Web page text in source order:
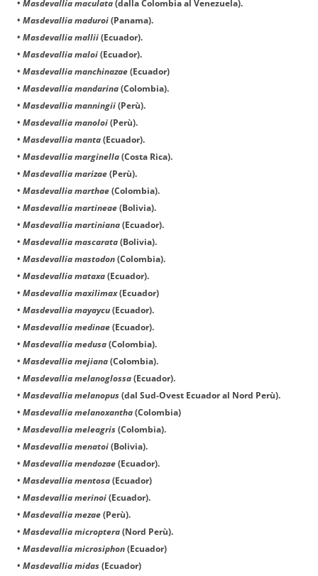
• Masdevallia maculata (dalla Colombia al Venezuela).
• Masdevallia maduroi (Panama).
• Masdevallia mallii (Ecuador).
• Masdevallia maloi (Ecuador).
• Masdevallia manchinazae (Ecuador)
• Masdevallia mandarina (Colombia).
• Masdevallia manningii (Perù).
• Masdevallia manoloi (Perù).
• Masdevallia manta (Ecuador).
• Masdevallia marginella (Costa Rica).
• Masdevallia marizae (Perù).
• Masdevallia marthae (Colombia).
• Masdevallia martineae (Bolivia).
• Masdevallia martiniana (Ecuador).
• Masdevallia mascarata (Bolivia).
• Masdevallia mastodon (Colombia).
• Masdevallia mataxa (Ecuador).
• Masdevallia maxilimax(Ecuador)
• Masdevallia mayaycu (Ecuador).
• Masdevallia medinae (Ecuador).
• Masdevallia medusa (Colombia).
• Masdevallia mejiana (Colombia).
• Masdevallia melanoglossa (Ecuador).
• Masdevallia melanopus (dal Sud-Ovest Ecuador al Nord Perù).
• Masdevallia melanoxantha (Colombia)
• Masdevallia meleagris (Colombia).
• Masdevallia menatoi (Bolivia).
• Masdevallia mendozae (Ecuador).
• Masdevallia mentosa (Ecuador)
• Masdevallia merinoi (Ecuador).
• Masdevallia mezae (Perù).
• Masdevallia microptera (Nord Perù).
• Masdevallia microsiphon (Ecuador)
• Masdevallia midas (Ecuador)